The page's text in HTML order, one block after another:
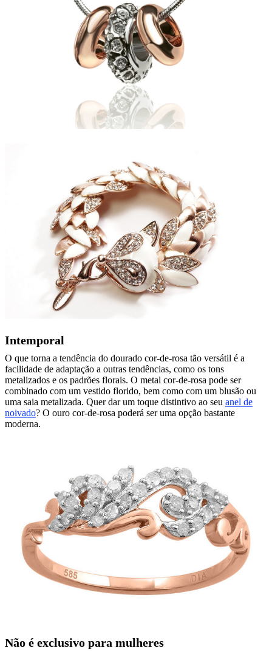
Intemporal
O que torna a tendência do dourado cor-de-rosa tão versátil é a
facilidade de adaptação a outras tendências, como os tons
metalizados e os padrões florais. O metal cor-de-rosa pode ser
combinado com um vestido florido, bem como com um blusão ou
uma saia metalizada. Quer dar um toque distintivo ao seu anel de
noivado? O ouro cor-de-rosa poderá ser uma opção bastante
moderna.
Não é exclusivo para mulheres